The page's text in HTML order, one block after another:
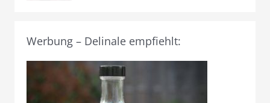
Werbung – Delinale empfiehlt: